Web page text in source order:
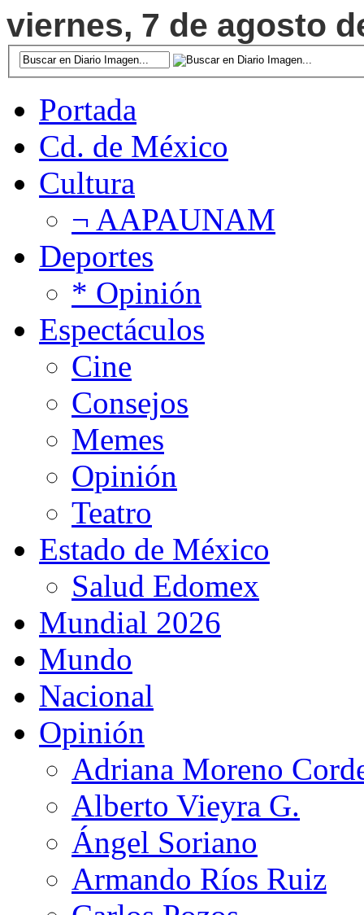
viernes, 7 de agosto
Portada
Cd. de México
Cultura
¬ AAPAUNAM
Deportes
* Opinión
Espectáculos
Cine
Consejos
Memes
Opinión
Teatro
Estado de México
Salud Edomex
Mundial 2026
Mundo
Nacional
Opinión
Adriana Moreno
Alberto Vieyra G.
Ángel Soriano
Armando Ríos Ruiz